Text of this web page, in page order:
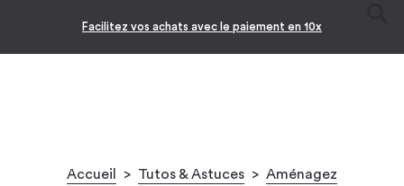
Facilitez vos achats avec le paiement en 10x
Accueil > Tutos & Astuces > Aménagez